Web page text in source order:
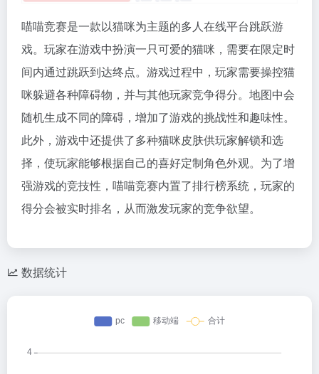
喵喵竞赛是一款以猫咪为主题的多人在线平台跳跃游
戏。玩家在游戏中扮演一只可爱的猫咪，需要在限定时
间内通过跳跃到达终点。游戏过程中，玩家需要操控猫
咪躲避各种障碍物，并与其他玩家竞争得分。地图中会
随机生成不同的障碍，增加了游戏的挑战性和趣味性。
此外，游戏中还提供了多种猫咪皮肤供玩家解锁和选
择，使玩家能够根据自己的喜好定制角色外观。为了增
强游戏的竞技性，喵喵竞赛内置了排行榜系统，玩家的
得分会被实时排名，从而激发玩家的竞争欲望。
数据统计